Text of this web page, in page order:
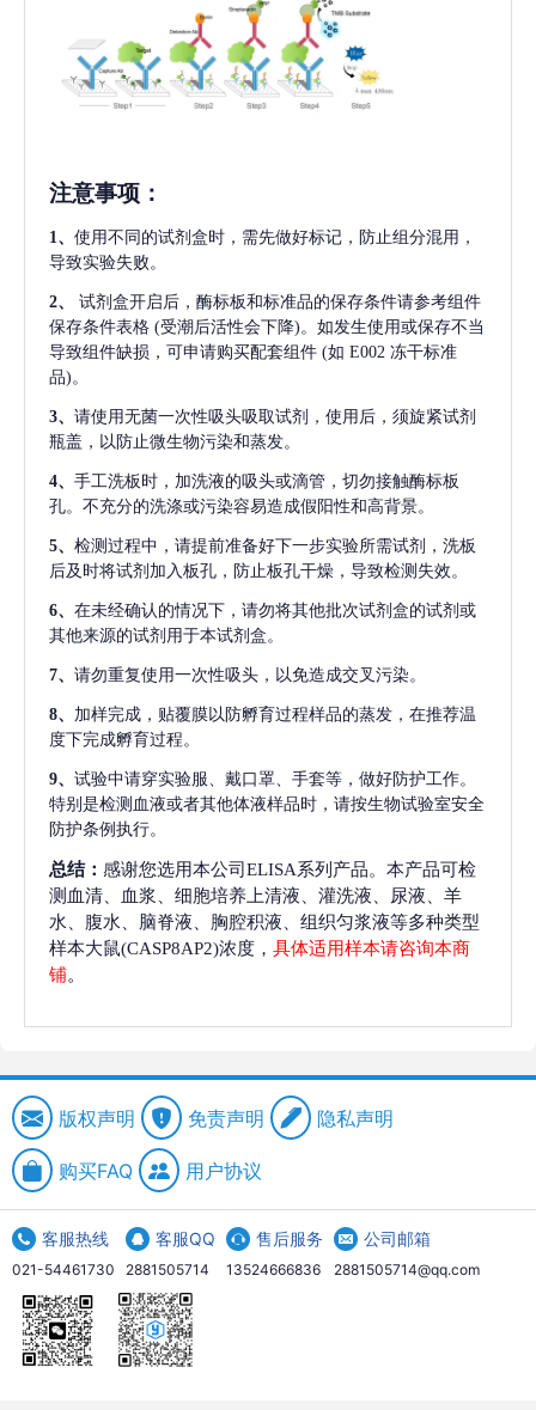
注意事项 ：
1、 使用不同的试剂盒时，需先做好标记，防止组分混用，
导致实验失败。
2、
试剂盒开启后，酶标板和标准品的保存条件请参考组件
保存条件表格 (受潮后活性会下降)。如发生使用或保存不当
导致组件缺损，可申请购买配套组件 (如 E002 冻干标准
品)。
3、 请使用无菌一次性吸头吸取试剂，使用后，须旋紧试剂
瓶盖，以防止微生物污染和蒸发。
4、 手工洗板时，加洗液的吸头或滴管，切勿接触酶标板
孔。不充分的洗涤或污染容易造成假阳性和高背景。
5、 检测过程中，请提前准备好下一步实验所需试剂，洗板
后及时将试剂加入板孔，防止板孔干燥，导致检测失效。
6、 在未经确认的情况下，请勿将其他批次试剂盒的试剂或
其他来源的试剂用于本试剂盒。
7、 请勿重复使用一次性吸头，以免造成交叉污染。
8、 加样完成，贴覆膜以防孵育过程样品的蒸发，在推荐温
度下完成孵育过程。
9、 试验中请穿实验服、戴口罩、手套等，做好防护工作。
特别是检测血液或者其他体液样品时，请按生物试验室安全
防护条例执行。
总结： 感谢您选用本公司ELISA系列产品。本产品可检
测血清、血浆、细胞培养上清液、灌洗液、尿液、羊
水、腹水、脑脊液、胸腔积液、组织匀浆液等多种类型
样本大鼠(CASP8AP2)浓度， 具体适用样本请咨询本商
铺。
版权声明 免责声明 隐私声明
购买FAQ 用户协议
客服热线
021-54461730
客服QQ
2881505714
售后服务
13524666836
公司邮箱
2881505714@qq.com